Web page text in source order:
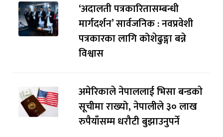
‘अदालती पत्रकारितासम्बन्धी
मार्गदर्शन’ सार्वजनिक : नवप्रवेशी
पत्रकारका लागि कोशेढुङ्गा बन्ने
विश्वास
अमेरिकाले नेपाललाई भिसा बन्डकाे
सूचीमा राख्यो, नेपालीले ३० लाख
रुपैयाँसम्म धरौटी बुझाउनुपर्ने